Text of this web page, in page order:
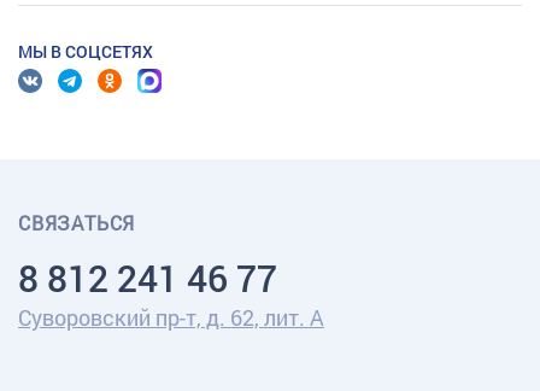
МЫ В СОЦСЕТЯХ
СВЯЗАТЬСЯ
8 812 241 46 77
Суворовский пр-т, д. 62, лит. А